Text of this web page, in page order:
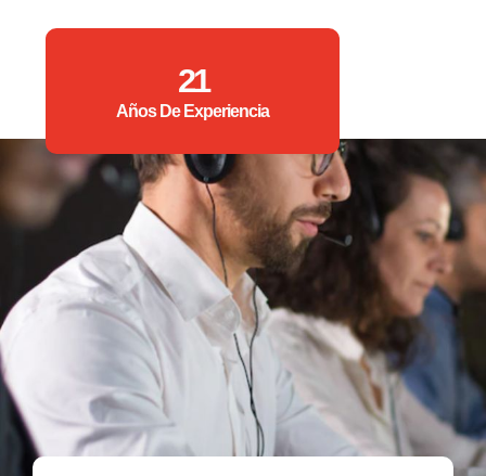
21
Años De Experiencia